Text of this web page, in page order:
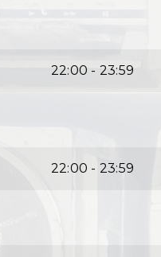
22:00 - 23:59
22:00 - 23:59